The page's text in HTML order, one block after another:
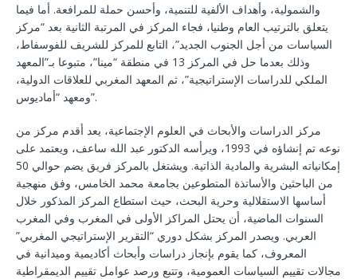
والشمولية، وأهداف الألفية للتنمية، وأحسن حملة للمرافعة. أما فيما
يتعلق بالترتيب العام وطنيا، فجاء المركز في المرتبة الثانية بعد “مركز
السياسات من أجل الجنوب الجديد”، التابع للمركز للشريف للفوسفاط،
وذلك بعدما حل في المركز 13 في منطقة “مينا”، متبوعا بـ”المعهد
الملكي للدراسات الإستراتيجية”، ثم المعهد المغربي للعلاقات الدولية،
ومعهد “أماديوس”.
مركز الدراسات والأبحاث في العلوم الإجتماعية، يعد أقدم مركز من
نوعه تم إنشاؤه في 1993، ويرأسه الدكتور عبد الله ساعف، ويعتمد على
إمكانياته البشرية والمادية الذاتية. ويشتغل بالمركز فريق يضم حوالي 50
من الباحثين والأساتذة المتطوعين بجامعة محمد الخامس، وفق منهجية
أساسها الاستقلالية وحرية البحث، حيث استطاع المركز المذكور خلال
السنوات الماضية، أن يحتل المراكز الأولى في المغرب وفي المغرب
العربي. ويصدر المركز بشكل دوري “التقرير الإستراتيجي المغربي”
المعروف، كما يقوم بإنجاز دراسات وأبحاث أكاديمية وميدانية في
مجالات تقييم السياسات العمومية، وتتبع ورصد عوامل تقييم الديمقراطية